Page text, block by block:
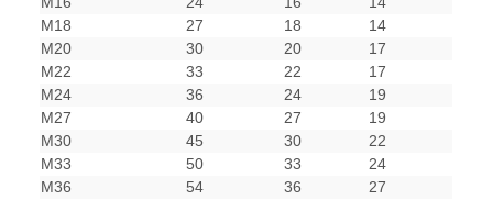
M18
27 18
14
M20
30 20
17
M22
33 22
17
M24
36 24
19
M27
40 27
19
M30
45 30
22
M33
50 33
24
M36
54 36
27